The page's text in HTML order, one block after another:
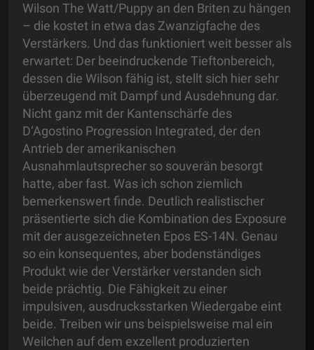
Wilson The Watt/Puppy an den Briten zu hängen
– die kostet in etwa das Zwanzigfache des
Verstärkers. Und das funktioniert weit besser als
erwartet: Der beeindruckende Tieftonbereich,
dessen die Wilson fähig ist, stellt sich hier sehr
überzeugend mit Dampf und Ausdehnung dar.
Nicht ganz mit der Kantenschärfe des
D‘Agostino Progression Integrated, der den
Antrieb der amerikanischen
Ausnahmlautsprecher so souverän besorgt
hatte, aber fast. Was ich schon ziemlich
bemerkenswert finde. Deutlich realistischer
präsentierte sich die Kombination des Exposure
mit der ausgezeichneten Epos ES-14N. Genau
so ein konsequentes, aber bodenständiges
Produkt wie der Verstärker verstanden sich
beide prächtig. Die Fähigkeit zu einer
impulsiven, ausdrucksstarken Wiedergabe eint
beide. Treiben wir uns beispielsweise mal ein
Weilchen auf dem exzellent produzierten